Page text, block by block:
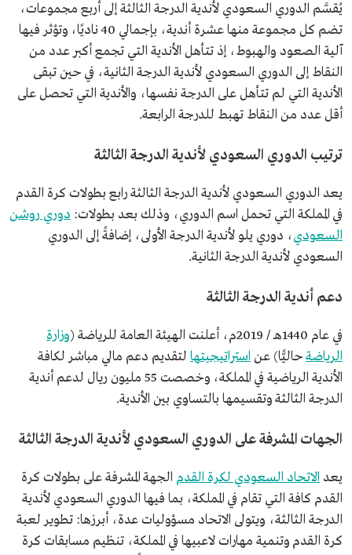
يُقسَّم الدوري السعودي لأندية الدرجة الثالثة إلى أربع مجموعات،
تضم كل مجموعة منها عشرة أندية، بإجمالي 40 ناديًا، وتؤثر فيها
آلية الصعود والهبوط، إذ تتأهل الأندية التي تجمع أكبر عدد من
النقاط إلى الدوري السعودي لأندية الدرجة الثانية، في حين تبقى
الأندية التي لم تتأهل على الدرجة نفسها، والأندية التي تحصل على
أقل عدد من النقاط تهبط للدرجة الرابعة.
ترتيب الدوري السعودي لأندية الدرجة الثالثة
يعد الدوري السعودي لأندية الدرجة الثالثة رابع بطولات كرة القدم
في المملكة التي تحمل اسم الدوري، وذلك بعد بطولات: دوري روشن
السعودي، دوري يلو لأندية الدرجة الأولى، إضافةً إلى الدوري
السعودي لأندية الدرجة الثانية.
دعم أندية الدرجة الثالثة
في عام 1440هـ / 2019م، أعلنت الهيئة العامة للرياضة (
وزارة
الرياضةحاليًّا) عن استراتيجيتها لتقديم دعم مالي مباشر لكافة
الأندية الرياضية في المملكة، وخصصت 55 مليون ريال لدعم أندية
الدرجة الثالثة وتقسيمها بالتساوي بين الأندية.
الجهات المشرفة على الدوري السعودي لأندية الدرجة الثالثة
يعد الاتحاد السعودي لكرة القدم الجهة المشرفة على بطولات كرة
القدم كافة التي تقام في المملكة، بما فيها الدوري السعودي لأندية
الدرجة الثالثة، ويتولى الاتحاد مسؤوليات عدة، أبرزها: تطوير لعبة
كرة القدم وتنمية مهارات لاعبيها في المملكة، تنظيم مسابقات كرة